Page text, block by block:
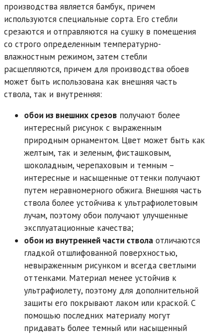
производства является бамбук, причем
используются специальные сорта. Его стебли
срезаются и отправляются на сушку в помещения
со строго определенным температурно-
влажностным режимом, затем стебли
расщепляются, причем для производства обоев
может быть использована как внешняя часть
ствола, так и внутренняя:
обои из внешних срезов получают более
интересный рисунок с выраженным
природным орнаментом. Цвет может быть как
желтым, так и зеленым, фисташковым,
шоколадным, черепаховым и темным –
интересные и насыщенные оттенки получают
путем неравномерного обжига. Внешняя часть
ствола более устойчива к ультрафиолетовым
лучам, поэтому обои получают улучшенные
эксплуатационные качества;
обои из внутренней части ствола отличаются
гладкой отшлифованной поверхностью,
невыраженным рисунком и всегда светлыми
оттенками. Материал менее устойчив к
ультрафиолету, поэтому для дополнительной
защиты его покрывают лаком или краской. С
помощью последних материалу могут
придавать более темный или насыщенный